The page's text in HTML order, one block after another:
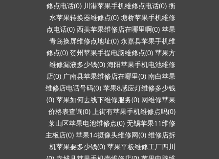
修点电话(0) 川港苹果手机维修点电话(0) 衡
水苹果转换器维修点(0) 塘桥苹果手机维修
点电话(0) 西美苹果维修店在哪里啊(0) 苹果
青岛换屏维修点地址(0) 永嘉县苹果手机维
修点(0) 贺州苹果手提电脑维修点(0) 苹果方
维修漏液多少钱(0) 海阳苹果手机电池维修
店(0) 广南县苹果维修店在哪里(0) 南白苹果
维修店电话号码(0) 苹果8感应灯维修多少钱
(0) 苹果如何去线下维修服务(0) 网维修苹果
价格表查询(0) 上街有苹果手机维修点吗(0)
莱山区苹果电池维修点(0) 无锡苹果11维修
主板店(0) 苹果14摄像头维修网(0) 维修店拆
机苹果要多少钱(0) 苹果平板维修工厂四川